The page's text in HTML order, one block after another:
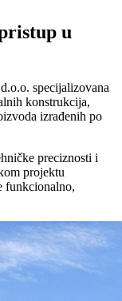
u
specijalizovana
konstrukcija,
izrađenih po
preciznosti i
projektu
funkcionalno,